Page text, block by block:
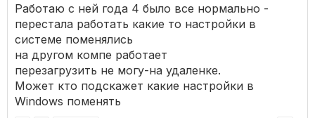
Работаю с ней года 4 было все нормально -
перестала работать какие то настройки в
системе поменялись
на другом компе работает
перезагрузить не могу-на удаленке.
Может кто подскажет какие настройки в
Windows поменять